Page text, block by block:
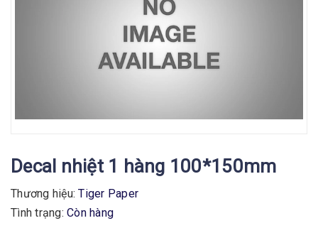
Decal nhiệt 1 hàng 100*150mm
Thương hiệu: Tiger Paper
Tình trạng: Còn hàng